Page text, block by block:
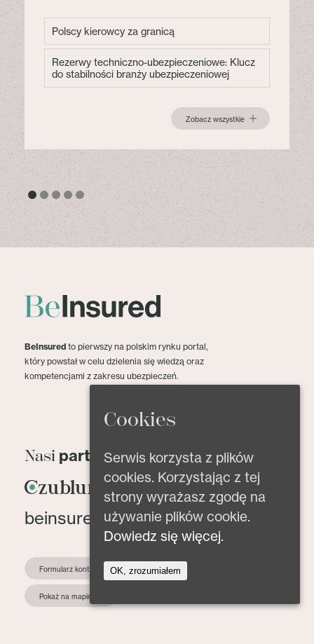
Polscy kierowcy za granicą
Rezerwy techniczno-ubezpieczeniowe: Klucz
do stabilności branży ubezpieczeniowej
Zobacz wszystkie
BeInsured to pierwszy na polskim rynku portal,
który powstał w celu dzielenia się wiedzą oraz
kompetencjami z zakresu ubezpieczeń.
Nasi partnerzy
beinsured@beinsured.pl
Formularz kontaktowy
Pokaż na mapie
Cookies
Serwis korzysta z plików
cookies. Korzystając z tej
strony wyrażasz zgodę na
używanie plików cookie.
Dowiedz się więcej.
OK, zrozumiałem